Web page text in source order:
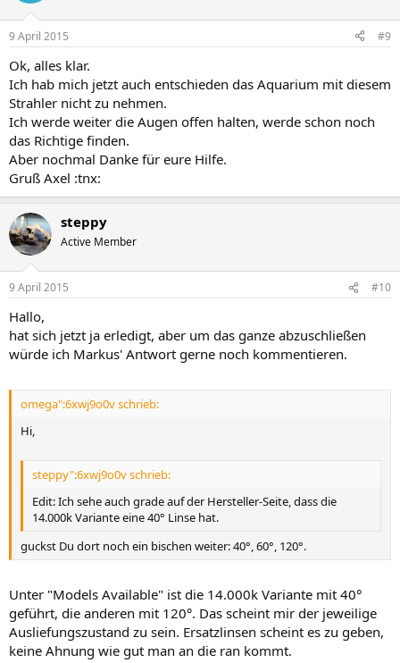
9 April 2015 #9
Ok, alles klar.
Ich hab mich jetzt auch entschieden das Aquarium mit diesem
Strahler nicht zu nehmen.
Ich werde weiter die Augen offen halten, werde schon noch
das Richtige finden.
Aber nochmal Danke für eure Hilfe.
Gruß Axel :tnx:
steppy
Active Member
9 April 2015 #10
Hallo,
hat sich jetzt ja erledigt, aber um das ganze abzuschließen
würde ich Markus' Antwort gerne noch kommentieren.
omega":6xwj9o0v schrieb:
Hi,
steppy":6xwj9o0v schrieb:
Edit: Ich sehe auch grade auf der Hersteller-Seite, dass die
14.000k Variante eine 40° Linse hat.
guckst Du dort noch ein bischen weiter: 40°, 60°, 120°.
Unter "Models Available" ist die 14.000k Variante mit 40°
geführt, die anderen mit 120°. Das scheint mir der jeweilige
Ausliefungszustand zu sein. Ersatzlinsen scheint es zu geben,
keine Ahnung wie gut man an die ran kommt.